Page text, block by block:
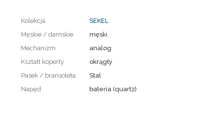
Kolekcja
SEKEL
Męskie / damskie
męski
Mechanizm
analog
Kształt koperty
okrągły
Pasek / bransoleta
Stal
Napęd
bateria (quartz)